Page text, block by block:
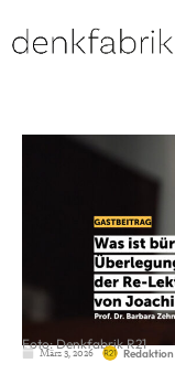
Foto: Denkfabrik R21
März 3, 2026 Redaktion